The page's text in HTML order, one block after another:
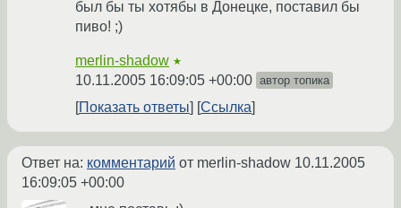
был бы ты хотябы в Донецке, поставил бы
пиво! ;)
merlin-shadow ★
10.11.2005 16:09:05 +00:00 автор топика
Показать ответы Ссылка
Ответ на: комментарий от merlin-shadow 10.11.2005
16:09:05 +00:00